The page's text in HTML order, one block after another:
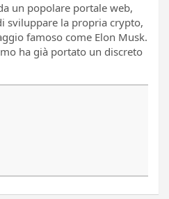
un popolare portale web,
sviluppare la propria crypto,
famoso come Elon Musk.
ha già portato un discreto